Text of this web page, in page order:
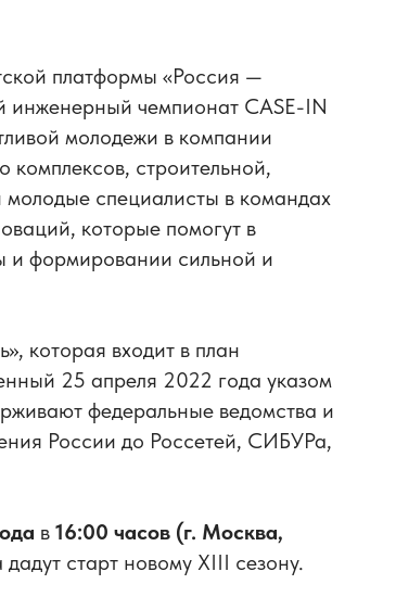
платформы «Россия —
инженерный чемпионат CASE-IN
молодежи в компании
комплексов, строительной,
специалисты в командах
которые помогут в
и формировании сильной и
которая входит в план
25 апреля 2022 года указом
федеральные ведомства и
России до Россетей, СИБУРа,
в 16:00 часов (г. Москва,
старт новому XIII сезону.